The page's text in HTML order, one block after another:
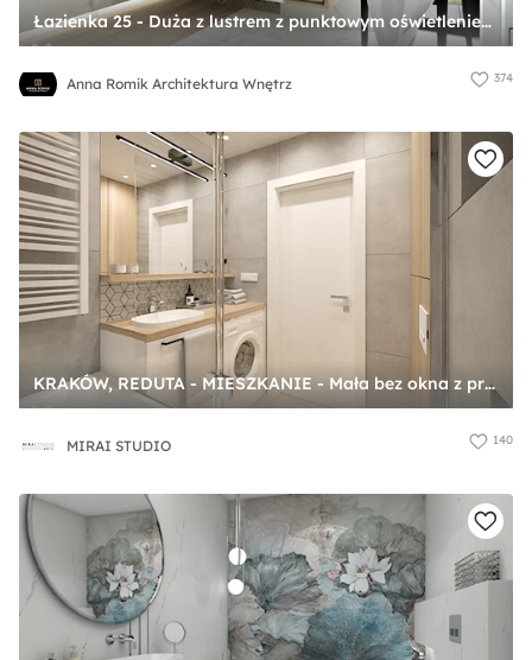
Łazienka 25 - Duża z lustrem z punktowym oświetleniem łazienka z oknem, styl nowoczesny - zdjęcie od Anna Romik Architektura Wnętrz
Anna Romik Architektura Wnętrz 374
KRAKÓW, REDUTA - MIESZKANIE - Mała bez okna z pralką / suszarką z lustrem z punktowym oświetleniem łazienka, styl nowoczesny - zdjęcie od MIRAI STUDIO
MIRAI STUDIO 140